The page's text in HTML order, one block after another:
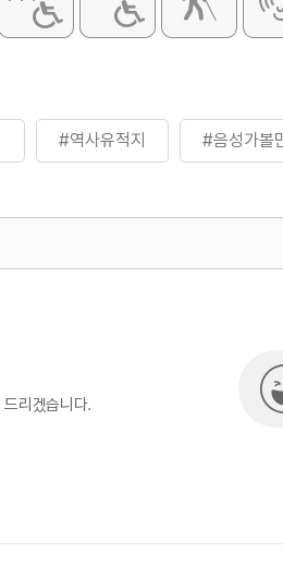
#역사유적지 #음성가볼
리겠습니다.